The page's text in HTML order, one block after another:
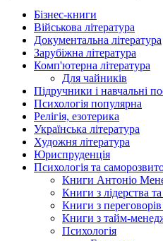
Бізнес-книги
Військова література
Документальна література
Зарубіжна література
Комп'ютерна література
Для чайників
Підручники і навчальні
Психологія популярна
Релігія, езотерика
Українська література
Художня література
Юриспруденція
Психологія та
Книги Антоніо
Книги з лідерства
Книги з
Книги з тайм-
Психологія